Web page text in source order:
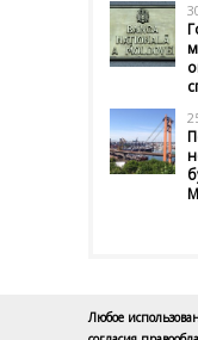
Любое